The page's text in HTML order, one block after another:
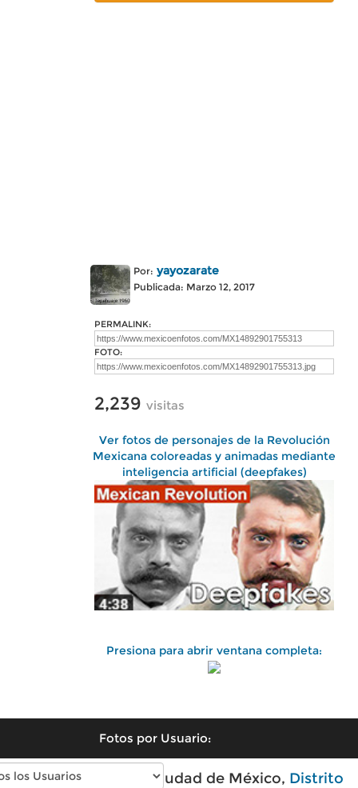
Por: yayozarate
Publicada: Marzo 12, 2017
PERMALINK:
FOTO:
2,239 visitas
Ver fotos de personajes de la Revolución
Mexicana coloreadas y animadas mediante
inteligencia artificial (deepfakes)
Presiona para abrir ventana completa:
Fotos por Usuario:
Fotos antiguas de Ciudad de México, Distrito